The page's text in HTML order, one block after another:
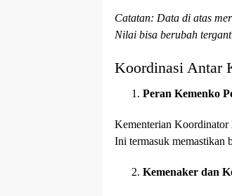
Catatan: Data di atas
Nilai bisa berubah
Koordinasi Antar
Peran Kemenko
Kementerian Koordinator
Ini termasuk memastikan
Kemenaker dan